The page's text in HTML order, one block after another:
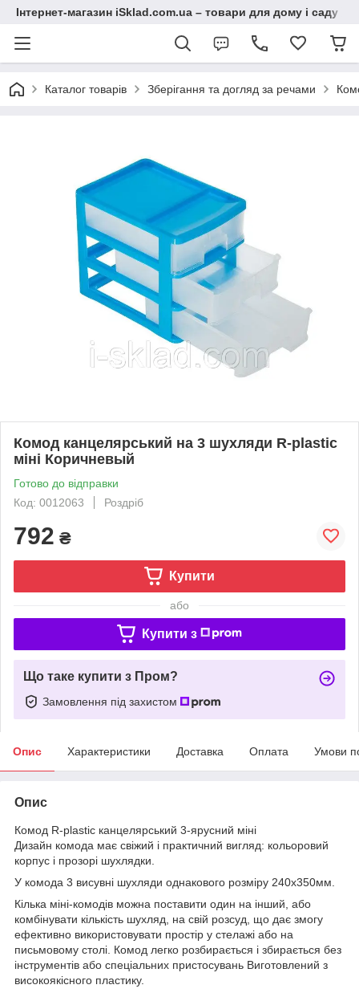
Інтернет-магазин iSklad.com.ua – товари для дому і саду
Каталог товарів Зберігання та догляд за речами
Комод канцелярський на 3 шухляди R-plastic
міні Коричневый
Готово до відправки
Код: 0012063
Роздріб
792 ₴
Купити
або
Купити з
Що таке купити з Пром?
Замовлення під захистом
Опис Характеристики Доставка Оплата Умови
Опис
Комод R-plastic канцелярський 3-ярусний міні
Дизайн комода має свіжий і практичний вигляд: кольоровий
корпус і прозорі шухлядки.
У комода 3 висувні шухляди однакового розміру 240х350мм.
Кілька міні-комодів можна поставити один на інший, або
комбінувати кількість шухляд, на свій розсуд, що дає змогу
ефективно використовувати простір у стелажі або на
письмовому столі. Комод легко розбирається і збирається без
інструментів або спеціальних пристосувань Виготовлений з
високоякісного пластику.